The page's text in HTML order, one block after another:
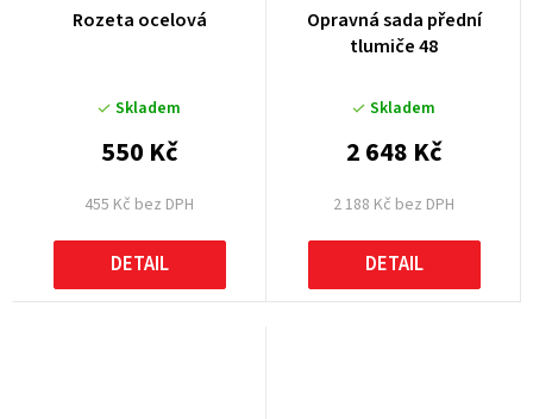
Rozeta ocelová
Skladem
455 Kč bez DPH
550 Kč
DETAIL
Opravná sada přední
tlumiče 48
Skladem
2 188 Kč bez DPH
2 648 Kč
DETAIL